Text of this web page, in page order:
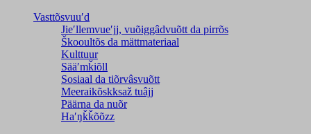
Vasttõsvuuʹd
Jieʹllemvueʹjj, vuõiggâdvuõtt da pirrõs
Škooultõs da mättmateriaal
Kulttuur
Sääʹmǩiõll
Sosiaal da tiõrvâsvuõtt
Meeraikõskksaž tuâjj
Päärna da nuõr
Haʹŋǩǩõõzz